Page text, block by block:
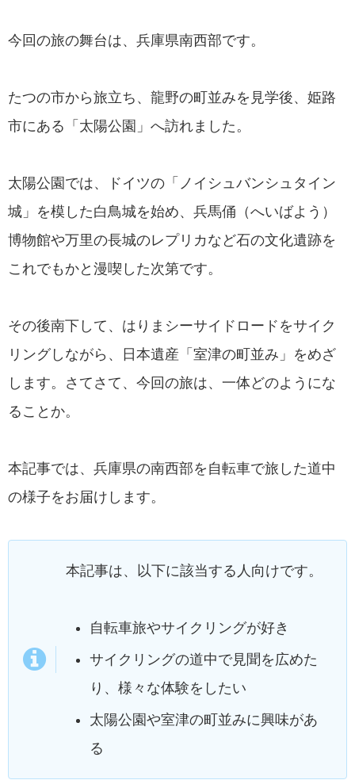
今回の旅の舞台は、兵庫県南西部です。
たつの市から旅立ち、龍野の町並みを見学後、姫路
市にある「太陽公園」へ訪れました。
太陽公園では、ドイツの「ノイシュバンシュタイン
城」を模した白鳥城を始め、兵馬俑（へいばよう）
博物館や万里の長城のレプリカなど石の文化遺跡を
これでもかと漫喫した次第です。
その後南下して、はりまシーサイドロードをサイク
リングしながら、日本遺産「室津の町並み」をめざ
します。さてさて、今回の旅は、一体どのようにな
ることか。
本記事では、兵庫県の南西部を自転車で旅した道中
の様子をお届けします。
本記事は、以下に該当する人向けです。
自転車旅やサイクリングが好き
サイクリングの道中で見聞を広めた
り、様々な体験をしたい
太陽公園や室津の町並みに興味があ
る